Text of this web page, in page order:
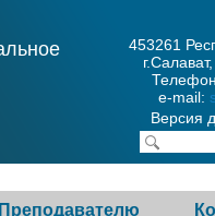
453261
e-mail:
Версия
Преподавателю